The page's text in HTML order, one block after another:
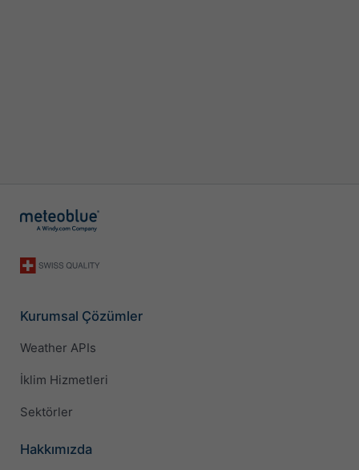
Kurumsal Çözümler
Weather APIs
İklim Hizmetleri
Sektörler
Hakkımızda